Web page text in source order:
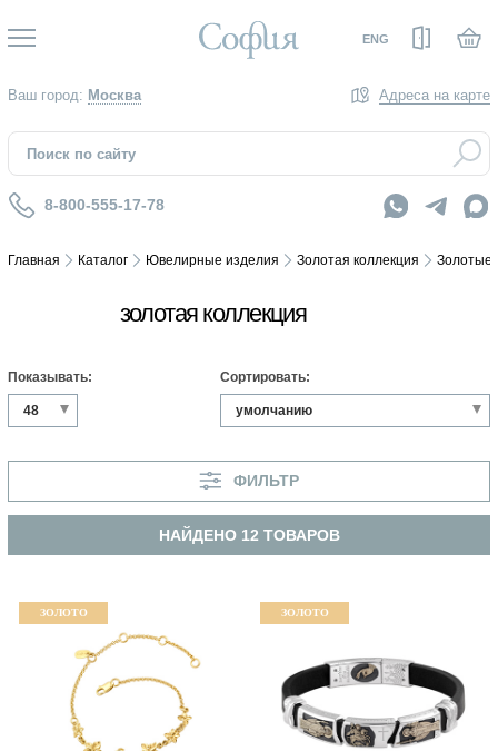
ENG Вход
Ваш город: Москва Адреса на карте
8-800-555-17-78
Главная Каталог Ювелирные изделия Золотая коллекция Золотые
золотая коллекция
Показывать: Сортировать:
ФИЛЬТР
НАЙДЕНО 12 ТОВАРОВ
ЗОЛОТО ЗОЛОТО